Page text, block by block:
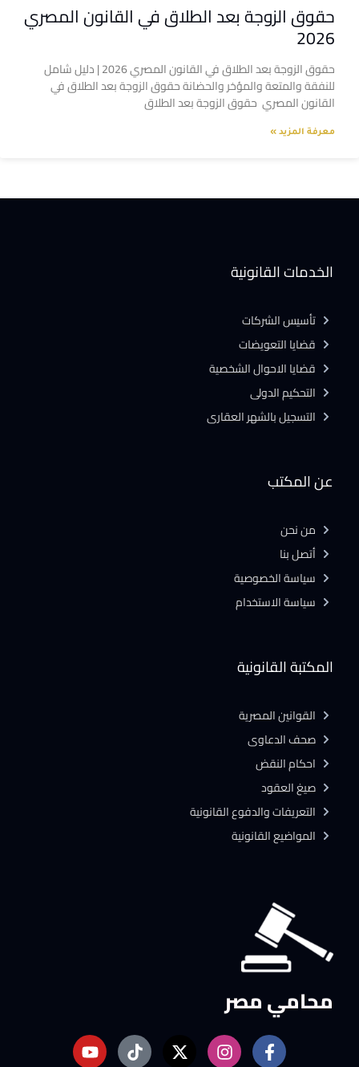
حقوق الزوجة بعد الطلاق في القانون المصري
2026
حقوق الزوجة بعد الطلاق في القانون المصري 2026 | دليل شامل
للنفقة والمتعة والمؤخر والحضانة حقوق الزوجة بعد الطلاق في
القانون المصري حقوق الزوجة بعد الطلاق
معرفة المزيد »
محامي مصر
المكتبة القانونية
القوانين المصرية
صحف الدعاوى
احكام النقض
صيغ العقود
التعريفات والدفوع القانونية
المواضيع القانونية
عن المكتب
من نحن
أتصل بنا
سياسة الخصوصية
سياسة الاستخدام
الخدمات القانونية
تأسيس الشركات
قضايا التعويضات
قضايا الاحوال الشخصية
التحكيم الدولى
التسجيل بالشهر العقارى